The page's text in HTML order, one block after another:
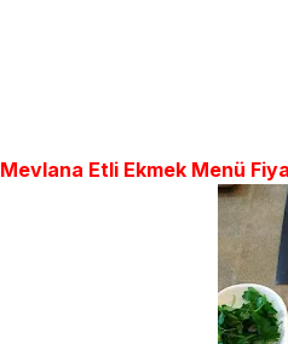
Mevlana Etli Ekmek Menü